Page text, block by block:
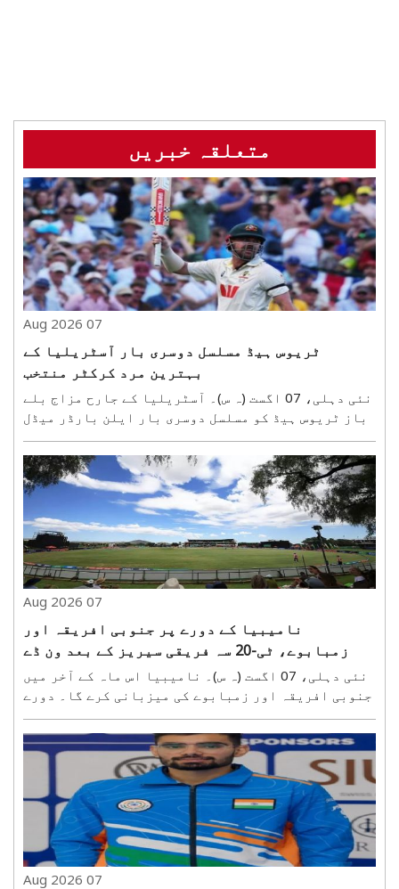
متعلقہ خبریں
07 Aug 2026
ٹریوس ہیڈ مسلسل دوسری بار آسٹریلیا کے
بہترین مرد کرکٹر منتخب
نئی دہلی، 07 اگست (ہ س)۔ آسٹریلیا کے جارح مزاج بلے
باز ٹریوس ہیڈ کو مسلسل دوسری بار ایلن بارڈر میڈل
سے بڑا انفرادی اعزاز ہے۔ ہیڈ نے 2025-26 کے بین
الاقوامی سیزن میں شاندار کارکردگی کی بدولت یہ
اعزا..
07 Aug 2026
نامیبیا کے دورے پر جنوبی افریقہ اور
زمبابوے، ٹی-20 سہ فریقی سیریز کے بعد ون ڈے
مقابلے
نئی دہلی، 07 اگست (ہ س)۔ نامیبیا اس ماہ کے آخر میں
جنوبی افریقہ اور زمبابوے کی میزبانی کرے گا۔ دورے
الاقوامی سہ فریقی سیریز کھیلی جائے گی، جس کے بعد
جنوبی افریقہ اور نامیبیا کے درمیان تین میچوں کی ..
07 Aug 2026